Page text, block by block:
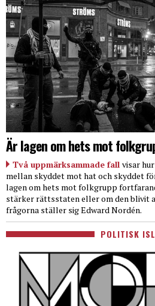
Är lagen om hets mot
Två uppmärksammade fall visar
mellan skyddet mot hat och skyddet
lagen om hets mot folkgrupp
stärker rättsstaten eller om den blivit
frågorna ställer sig Edward Nordén.
POLITISK